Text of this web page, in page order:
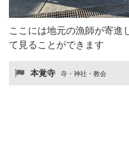
ここには地元の漁師が寄進
て見ることができます
本覚寺 寺・神社・教会